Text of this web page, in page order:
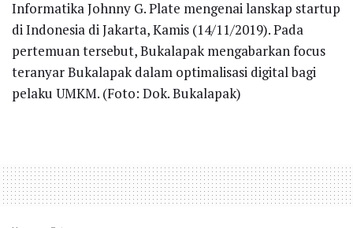
Informatika Johnny G. Plate mengenai lanskap startup
di Indonesia di Jakarta, Kamis (14/11/2019). Pada
pertemuan tersebut, Bukalapak mengabarkan focus
teranyar Bukalapak dalam optimalisasi digital bagi
pelaku UMKM. (Foto: Dok. Bukalapak)